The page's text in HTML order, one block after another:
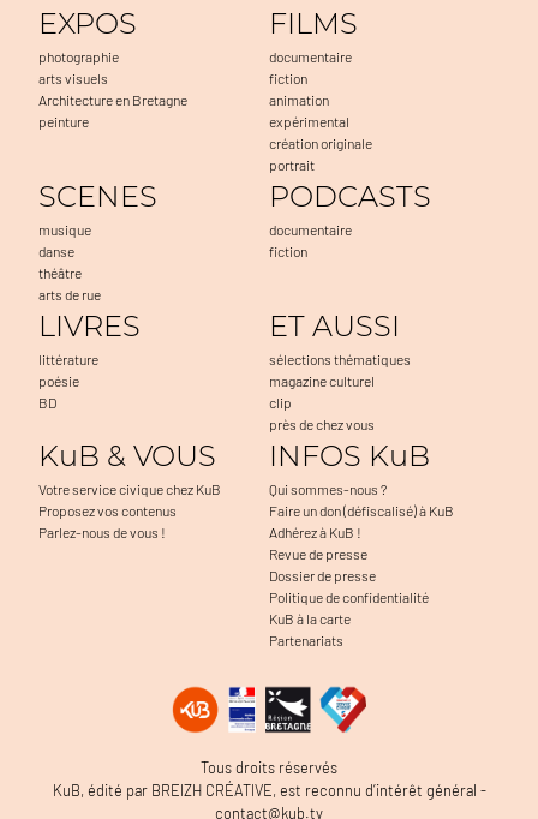
EXPOS
photographie
arts visuels
Architecture en Bretagne
peinture
FILMS
documentaire
fiction
animation
expérimental
création originale
portrait
SCENES
musique
danse
théâtre
arts de rue
PODCASTS
documentaire
fiction
LIVRES
littérature
poésie
BD
ET AUSSI
sélections thématiques
magazine culturel
clip
près de chez vous
KuB & VOUS
Votre service civique chez KuB
Proposez vos contenus
Parlez-nous de vous !
INFOS KuB
Qui sommes-nous ?
Faire un don (défiscalisé) à KuB
Adhérez à KuB !
Revue de presse
Dossier de presse
Politique de confidentialité
KuB à la carte
Partenariats
Tous droits réservés
KuB, édité par BREIZH CRÉATIVE, est reconnu d’intérêt général -
contact@kub.tv
C'est OK pour vous ?